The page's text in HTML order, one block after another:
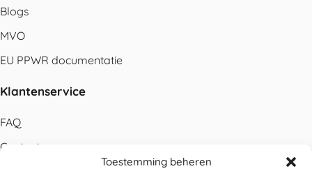
Toestemming beheren
Blogs
MVO
EU PPWR documentatie
Klantenservice
FAQ
Contact